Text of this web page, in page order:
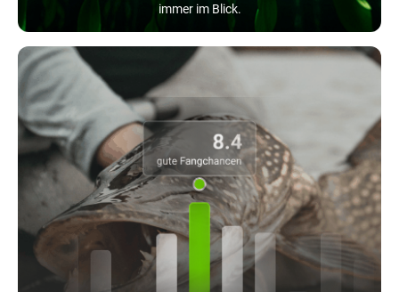
immer im Blick.